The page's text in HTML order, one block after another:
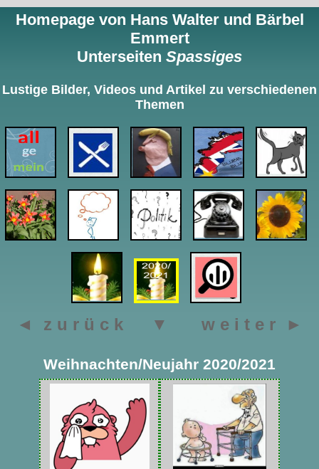
Homepage von Hans Walter und Bärbel
Emmert
Unterseiten Spassiges
Lustige Bilder, Videos und Artikel zu verschiedenen
Themen
◄ z u r ü c k ▼ w e i t e r ►
Weihnachten/Neujahr 2020/2021